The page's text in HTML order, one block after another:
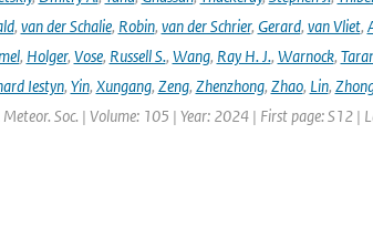
, van der Schalie, Robin, van der Schrier, Gerard, van Vliet,
, Holger, Vose, Russell S., Wang, Ray H. J., Warnock,
Iestyn, Yin, Xungang, Zeng, Zhenzhong, Zhao, Lin,
Meteor. Soc. | Volume: 105 | Year: 2024 | First page: S12 |